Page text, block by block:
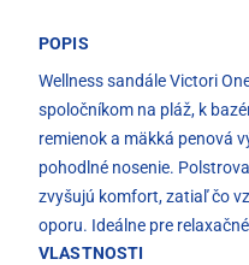
POPIS
Wellness sandále Victori
spoločníkom na pláž, k
remienok a mäkká penová
pohodlné nosenie.
zvyšujú komfort, zatiaľ čo
oporu. Ideálne pre
VLASTNOSTI